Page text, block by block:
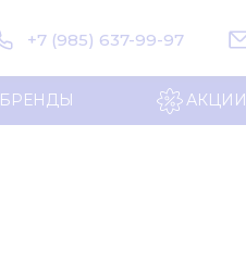
+7 (985) 637-99-97
АКЦИИ
БРЕНДЫ